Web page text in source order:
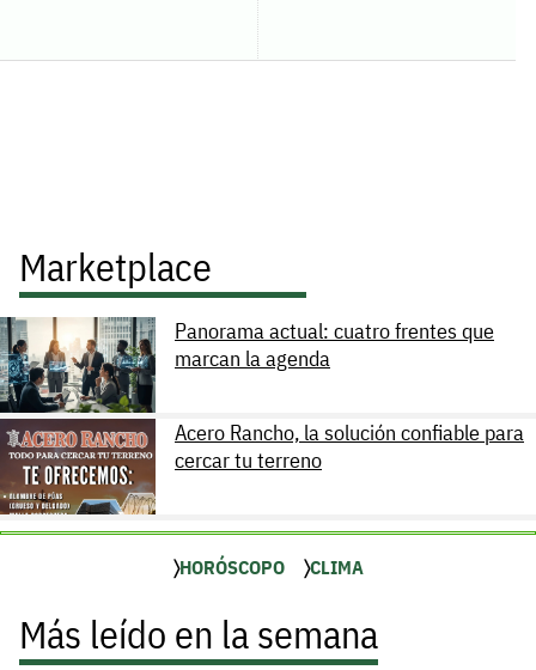
Marketplace
Panorama actual: cuatro frentes que
marcan la agenda
Acero Rancho, la solución confiable para
cercar tu terreno
HORÓSCOPO CLIMA
Más leído en la semana